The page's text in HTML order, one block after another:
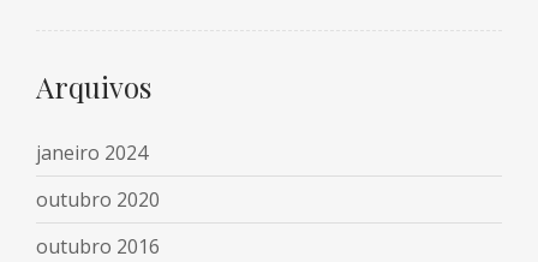
Arquivos
janeiro 2024
outubro 2020
outubro 2016